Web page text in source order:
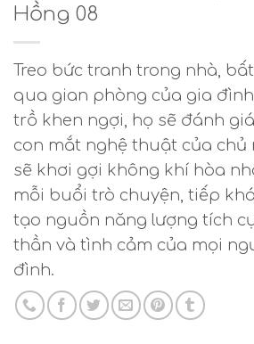
Hồng 08
Treo bức tranh trong nhà,
qua gian phòng của gia
trồ khen ngợi, họ sẽ đánh
con mắt nghệ thuật của chủ
sẽ khơi gợi không khí hòa
mỗi buổi trò chuyện, tiếp
tạo nguồn năng lượng tích
thần và tình cảm của mọi
đình.